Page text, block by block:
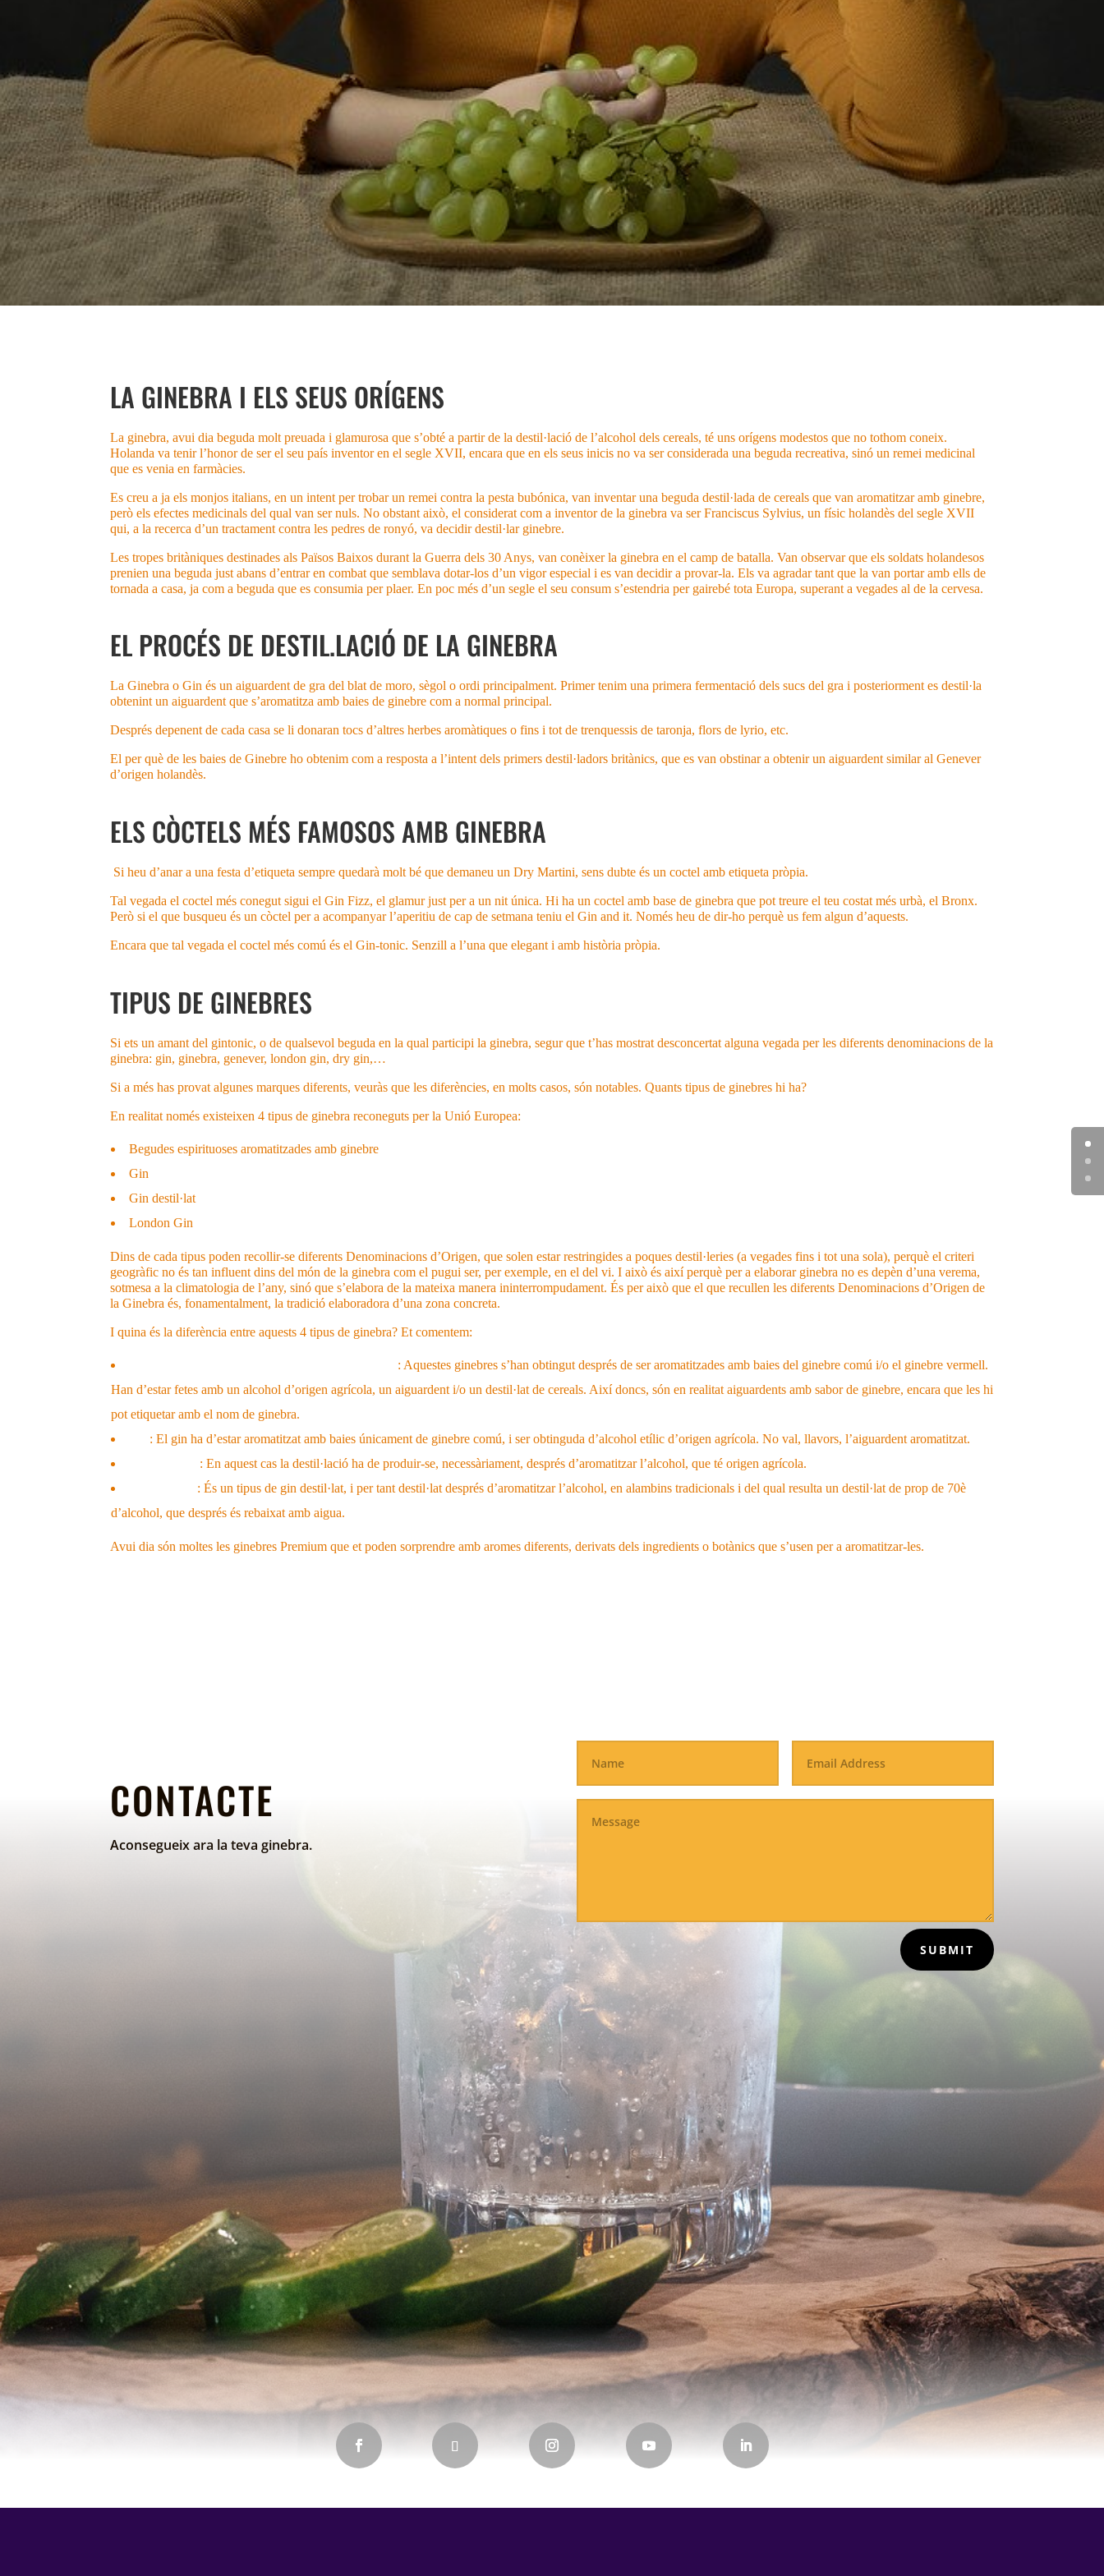
LA GINEBRA I ELS SEUS ORÍGENS
La ginebra, avui dia beguda molt preuada i glamurosa que s’obté a partir de la destil·lació de l’alcohol dels cereals, té uns orígens modestos que no tothom coneix.
Holanda va tenir l’honor de ser el seu país inventor en el segle XVII, encara que en els seus inicis no va ser considerada una beguda recreativa, sinó un remei medicinal
que es venia en farmàcies.
Es creu a ja els monjos italians, en un intent per trobar un remei contra la pesta bubónica, van inventar una beguda destil·lada de cereals que van aromatitzar amb ginebre,
però els efectes medicinals del qual van ser nuls. No obstant això, el considerat com a inventor de la ginebra va ser Franciscus Sylvius, un físic holandès del segle XVII
qui, a la recerca d’un tractament contra les pedres de ronyó, va decidir destil·lar ginebre.
Les tropes britàniques destinades als Països Baixos durant la Guerra dels 30 Anys, van conèixer la ginebra en el camp de batalla. Van observar que els soldats holandesos
prenien una beguda just abans d’entrar en combat que semblava dotar-los d’un vigor especial i es van decidir a provar-la. Els va agradar tant que la van portar amb ells de
tornada a casa, ja com a beguda que es consumia per plaer. En poc més d’un segle el seu consum s’estendria per gairebé tota Europa, superant a vegades al de la cervesa.
EL PROCÉS DE DESTIL.LACIÓ DE LA GINEBRA
La Ginebra o Gin és un aiguardent de gra del blat de moro, sègol o ordi principalment. Primer tenim una primera fermentació dels sucs del gra i posteriorment es destil·la
obtenint un aiguardent que s’aromatitza amb baies de ginebre com a normal principal.
Després depenent de cada casa se li donaran tocs d’altres herbes aromàtiques o fins i tot de trenquessis de taronja, flors de lyrio, etc.
El per què de les baies de Ginebre ho obtenim com a resposta a l’intent dels primers destil·ladors britànics, que es van obstinar a obtenir un aiguardent similar al Genever
d’origen holandès.
ELS CÒCTELS MÉS FAMOSOS AMB GINEBRA
Si heu d’anar a una festa d’etiqueta sempre quedarà molt bé que demaneu un Dry Martini, sens dubte és un coctel amb etiqueta pròpia.
Tal vegada el coctel més conegut sigui el Gin Fizz, el glamur just per a un nit única. Hi ha un coctel amb base de ginebra que pot treure el teu costat més urbà, el Bronx.
Però si el que busqueu és un còctel per a acompanyar l’aperitiu de cap de setmana teniu el Gin and it. Només heu de dir-ho perquè us fem algun d’aquests.
Encara que tal vegada el coctel més comú és el Gin-tonic. Senzill a l’una que elegant i amb història pròpia.
TIPUS DE GINEBRES
Si ets un amant del gintonic, o de qualsevol beguda en la qual participi la ginebra, segur que t’has mostrat desconcertat alguna vegada per les diferents denominacions de la
ginebra: gin, ginebra, genever, london gin, dry gin,…
Si a més has provat algunes marques diferents, veuràs que les diferències, en molts casos, són notables. Quants tipus de ginebres hi ha?
En realitat només existeixen 4 tipus de ginebra reconeguts per la Unió Europea:
Begudes espirituoses aromatitzades amb ginebre
Gin
Gin destil·lat
London Gin
Dins de cada tipus poden recollir-se diferents Denominacions d’Origen, que solen estar restringides a poques destil·leries (a vegades fins i tot una sola), perquè el criteri
geogràfic no és tan influent dins del món de la ginebra com el pugui ser, per exemple, en el del vi. I això és així perquè per a elaborar ginebra no es depèn d’una verema,
sotmesa a la climatologia de l’any, sinó que s’elabora de la mateixa manera ininterrompudament. És per això que el que recullen les diferents Denominacions d’Origen de
la Ginebra és, fonamentalment, la tradició elaboradora d’una zona concreta.
I quina és la diferència entre aquests 4 tipus de ginebra? Et comentem:
: Aquestes ginebres s’han obtingut després de ser aromatitzades amb baies del ginebre comú i/o el ginebre vermell.
Han d’estar fetes amb un alcohol d’origen agrícola, un aiguardent i/o un destil·lat de cereals. Així doncs, són en realitat aiguardents amb sabor de ginebre, encara que les hi
pot etiquetar amb el nom de ginebra.
: El gin ha d’estar aromatitzat amb baies únicament de ginebre comú, i ser obtinguda d’alcohol etílic d’origen agrícola. No val, llavors, l’aiguardent aromatitzat.
: En aquest cas la destil·lació ha de produir-se, necessàriament, després d’aromatitzar l’alcohol, que té origen agrícola.
: És un tipus de gin destil·lat, i per tant destil·lat després d’aromatitzar l’alcohol, en alambins tradicionals i del qual resulta un destil·lat de prop de 70è
d’alcohol, que després és rebaixat amb aigua.
Avui dia són moltes les ginebres Premium que et poden sorprendre amb aromes diferents, derivats dels ingredients o botànics que s’usen per a aromatitzar-les.
CONTACTE
Aconsegueix ara la teva ginebra.
SUBMIT